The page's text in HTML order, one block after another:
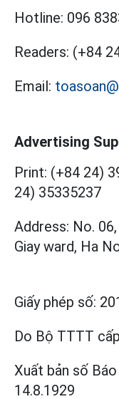
Hotline: 096
Readers: (+84
Email:
Advertising
Print: (+84 24)
24) 35335237
Address: No.
Giay ward, Ha
Giấy phép số:
Do Bộ TTTT cấp
Xuất bản số
14.8.1929